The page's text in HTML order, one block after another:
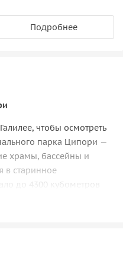
Подробнее
чтобы осмотреть
парка Ципори —
храмы, бассейны и
в старинное
до 4300 кубометров
которые